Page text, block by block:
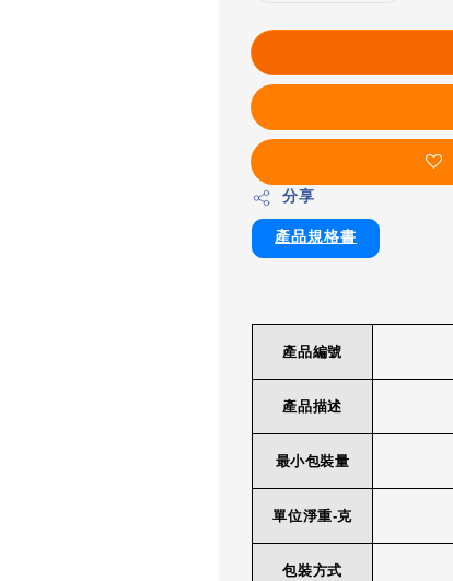
分享
產品規格書
產品編號
產品描述
最小包裝量
單位淨重-克
包裝方式